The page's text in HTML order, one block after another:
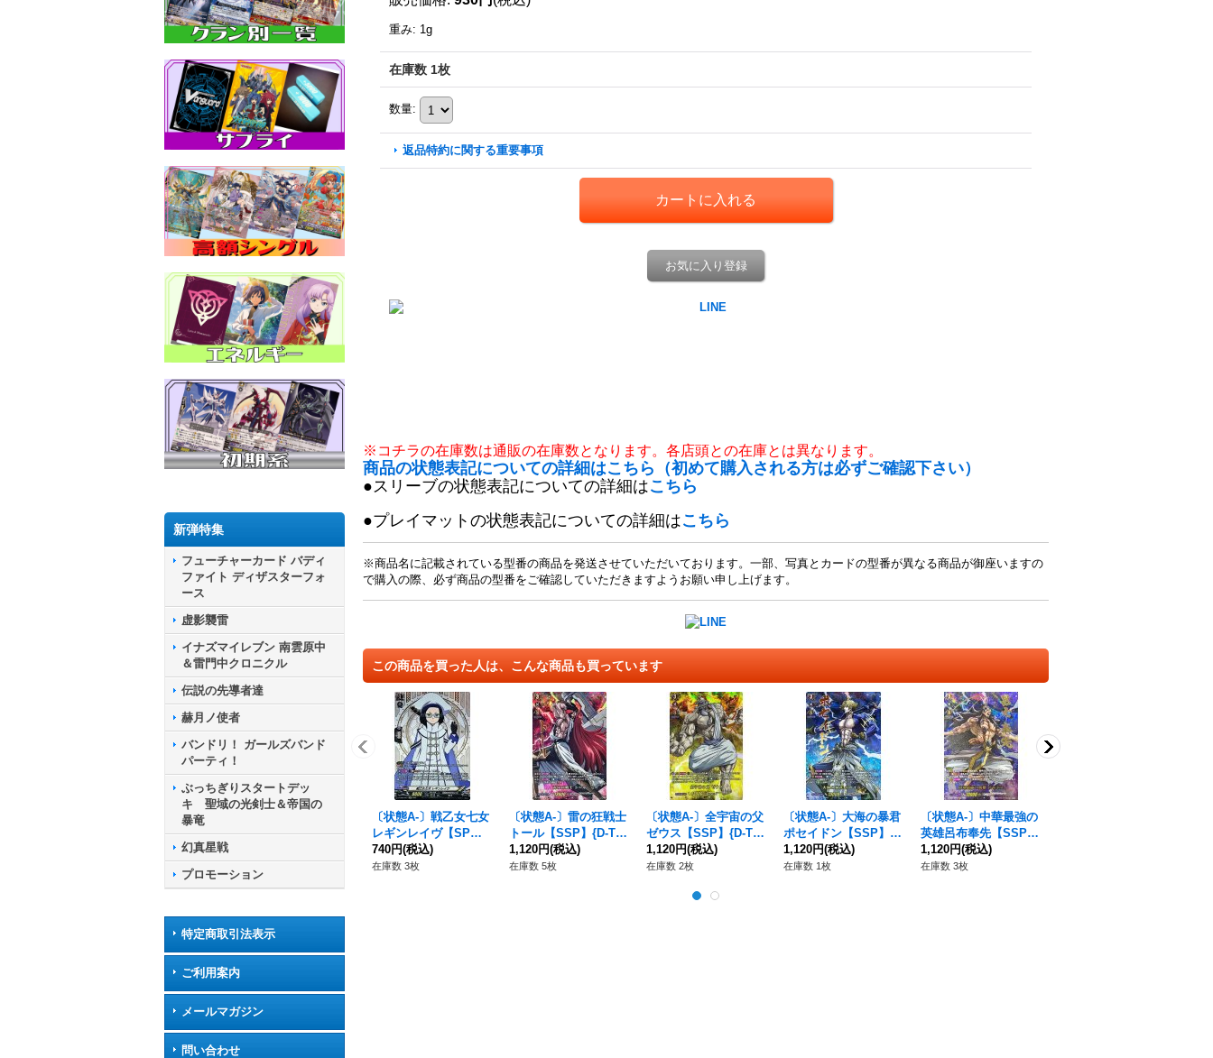
新弾特集
フューチャーカード バディ
ファイト ディザスターフォ
ース
虚影襲雷
イナズマイレブン 南雲原中
＆雷門中クロニクル
伝説の先導者達
赫月ノ使者
バンドリ！ ガールズバンド
パーティ！
ぶっちぎりスタートデッ
キ 聖域の光剣士＆帝国の
暴竜
幻真星戦
プロモーション
特定商取引法表示
ご利用案内
メールマガジン
問い合わせ
重み: 1g
在庫数 1枚
数量:
返品特約に関する重要事項
お気に入り登録
※コチラの在庫数は通販の在庫数となります。各店頭との在庫とは異なります。
商品の状態表記についての詳細はこちら（初めて購入される方は必ずご確認下さい）
●スリーブの状態表記についての詳細はこちら
●プレイマットの状態表記についての詳細はこちら
※商品名に記載されている型番の商品を発送させていただいております。一部、写真とカードの型番が異なる商品が御座いますの
で購入の際、必ず商品の型番をご確認していただきますようお願い申し上げます。
この商品を買った人は、こんな商品も買っています
〔状態A-〕戦乙女七女
レギンレイヴ【SP】
{D-TB05/SP13}《終末
のワルキューレ》
740円(税込)
在庫数 3枚
〔状態A-〕雷の狂戦士
トール【SSP】{D-TB
05/SSP05}《終末のワ
ルキューレ》
1,120円(税込)
在庫数 5枚
〔状態A-〕全宇宙の父
ゼウス【SSP】{D-TB
05/SSP06}《終末のワ
ルキューレ》
1,120円(税込)
在庫数 2枚
〔状態A-〕大海の暴君
ポセイドン【SSP】{D
-TB05/SSP07}《終末
のワルキューレ》
1,120円(税込)
在庫数 1枚
〔状態A-〕中華最強の
英雄呂布奉先【SSP】
{D-TB05/SSP02}《終
末のワルキューレ》
1,120円(税込)
在庫数 3枚